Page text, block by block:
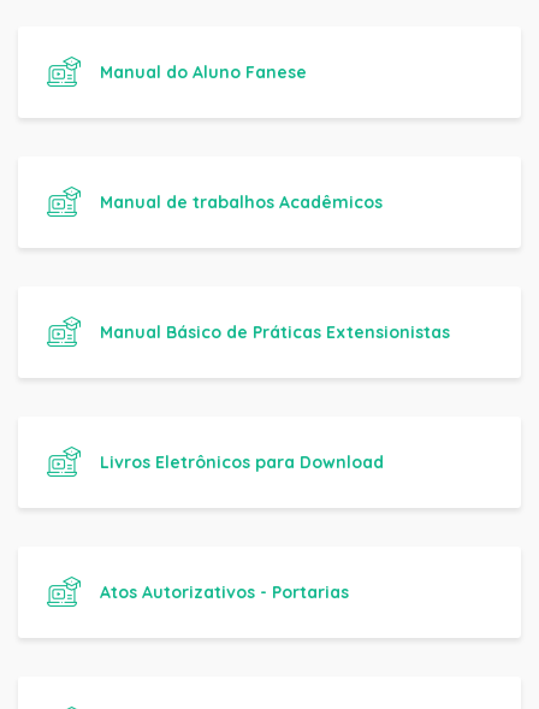
Manual do Aluno Fanese
Manual de trabalhos Acadêmicos
Manual Básico de Práticas Extensionistas
Livros Eletrônicos para Download
Atos Autorizativos - Portarias